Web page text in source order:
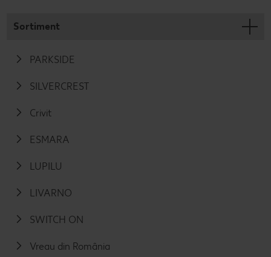
Sortiment
PARKSIDE
SILVERCREST
Crivit
ESMARA
LUPILU
LIVARNO
SWITCH ON
Vreau din România